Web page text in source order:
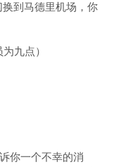
到马德里机场，你
九点）
你一个不幸的消